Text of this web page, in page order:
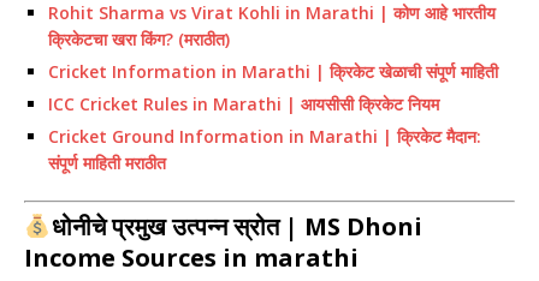
Rohit Sharma vs Virat Kohli in Marathi | कोण आहे भारतीय
क्रिकेटचा खरा किंग? (मराठीत)
Cricket Information in Marathi | क्रिकेट खेळाची संपूर्ण माहिती
ICC Cricket Rules in Marathi | आयसीसी क्रिकेट नियम
Cricket Ground Information in Marathi | क्रिकेट मैदान:
संपूर्ण माहिती मराठीत
धोनीचे प्रमुख उत्पन्न स्रोत | MS Dhoni
Income Sources in marathi